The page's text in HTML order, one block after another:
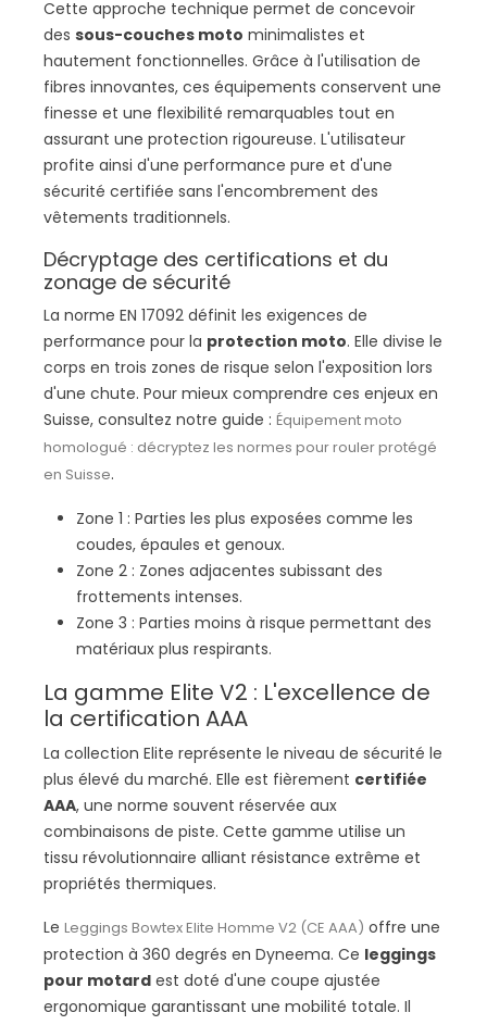
Cette approche technique permet de concevoir
des sous-couches moto minimalistes et
hautement fonctionnelles. Grâce à l'utilisation de
fibres innovantes, ces équipements conservent une
finesse et une flexibilité remarquables tout en
assurant une protection rigoureuse. L'utilisateur
profite ainsi d'une performance pure et d'une
sécurité certifiée sans l'encombrement des
vêtements traditionnels.
Décryptage des certifications et du
zonage de sécurité
La norme EN 17092 définit les exigences de
performance pour la protection moto. Elle divise le
corps en trois zones de risque selon l'exposition lors
d'une chute. Pour mieux comprendre ces enjeux en
Suisse, consultez notre guide : Équipement moto
homologué : décryptez les normes pour rouler protégé
en Suisse.
Zone 1 : Parties les plus exposées comme les
coudes, épaules et genoux.
Zone 2 : Zones adjacentes subissant des
frottements intenses.
Zone 3 : Parties moins à risque permettant des
matériaux plus respirants.
La gamme Elite V2 : L'excellence de
la certification AAA
La collection Elite représente le niveau de sécurité le
plus élevé du marché. Elle est fièrement certifiée
AAA, une norme souvent réservée aux
combinaisons de piste. Cette gamme utilise un
tissu révolutionnaire alliant résistance extrême et
propriétés thermiques.
Le Leggings Bowtex Elite Homme V2 (CE AAA) offre une
protection à 360 degrés en Dyneema. Ce leggings
pour motard est doté d'une coupe ajustée
ergonomique garantissant une mobilité totale. Il